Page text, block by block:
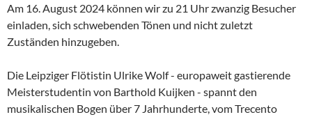
Am 16. August 2024 können wir zu 21 Uhr zwanzig Besucher
einladen, sich schwebenden Tönen und nicht zuletzt
Zuständen hinzugeben.
Die Leipziger Flötistin Ulrike Wolf - europaweit gastierende
Meisterstudentin von Barthold Kuijken - spannt den
musikalischen Bogen über 7 Jahrhunderte, vom Trecento